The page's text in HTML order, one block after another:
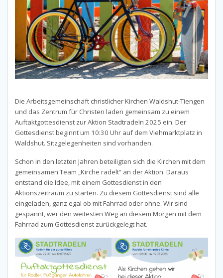
Die Arbeitsgemeinschaft christlicher Kirchen Waldshut-Tiengen
und das Zentrum für Christen laden gemeinsam zu einem
Auftaktgottesdienst zur Aktion Stadtradeln 2025 ein. Der
Gottesdienst beginnt um 10:30 Uhr auf dem Viehmarktplatz in
Waldshut. Sitzgelegenheiten sind vorhanden.
Schon in den letzten Jahren beteiligten sich die Kirchen mit dem
gemeinsamen Team „Kirche radelt“ an der Aktion. Daraus
entstand die Idee, mit einem Gottesdienst in den
Aktionszeitraum zu starten. Zu diesem Gottesdienst sind alle
eingeladen, ganz egal ob mit Fahrrad oder ohne. Wir sind
gespannt, wer den weitesten Weg an diesem Morgen mit dem
Fahrrad zum Gottesdienst zurückgelegt hat.